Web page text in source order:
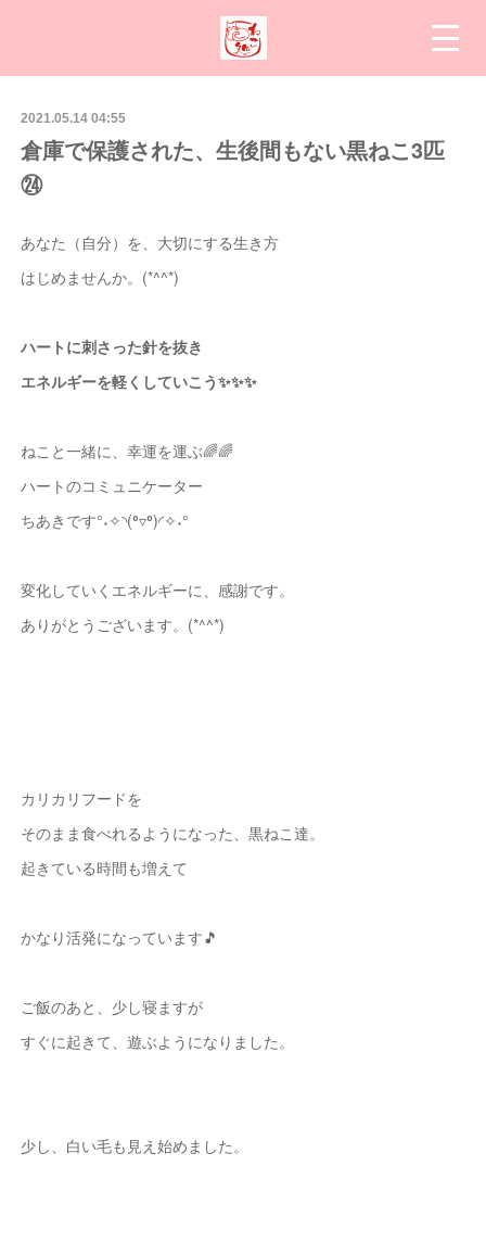
2021.05.14 04:55
倉庫で保護された、生後間もない黒ねこ3匹
㉔
あなた（自分）を、大切にする生き方
はじめませんか。(*^^*)
ハートに刺さった針を抜き
エネルギーを軽くしていこう✨✨✨
ねこと一緒に、幸運を運ぶ🌈🌈
ハートのコミュニケーター
ちあきです°˖✧◝(⁰▿⁰)◜✧˖°
変化していくエネルギーに、感謝です。
ありがとうございます。(*^^*)
カリカリフードを
そのまま食べれるようになった、黒ねこ達。
起きている時間も増えて
かなり活発になっています🎵
ご飯のあと、少し寝ますが
すぐに起きて、遊ぶようになりました。
少し、白い毛も見え始めました。